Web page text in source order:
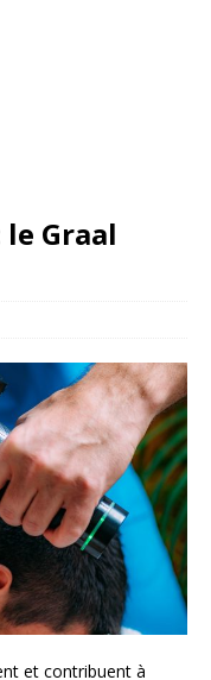
Graal
et contribuent à